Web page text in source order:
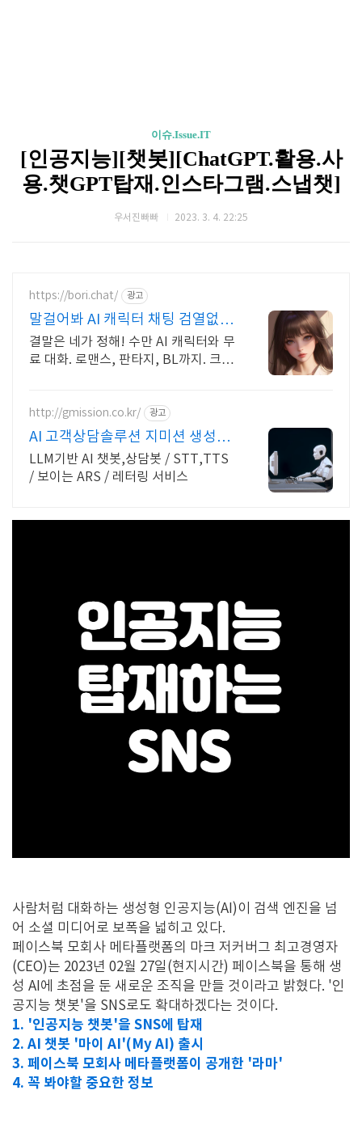
이슈.Issue.IT
[인공지능][챗봇][ChatGPT.활용.사
용.챗GPT탑재.인스타그램.스냅챗]
우서진빠빠 2023. 3. 4. 22:25
https://bori.chat/ 광고
말걸어봐 AI 캐릭터 채팅 검열없는
자유대화
결말은 네가 정해! 수만 AI 캐릭터와 무
료 대화. 로맨스, 판타지, BL까지. 크리
http://gmission.co.kr/ 광고
AI 고객상담솔루션 지미션 생성형
AI 기반 솔루션 개발
LLM기반 AI 챗봇,상담봇 / STT,TTS
/ 보이는 ARS / 레터링 서비스
사람처럼 대화하는 생성형 인공지능(AI)이 검색 엔진을 넘
어 소셜 미디어로 보폭을 넓히고 있다.
페이스북 모회사 메타플랫폼의 마크 저커버그 최고경영자
(CEO)는 2023년 02월 27일(현지시간) 페이스북을 통해 생
성 AI에 초점을 둔 새로운 조직을 만들 것이라고 밝혔다. '인
공지능 챗봇'을 SNS로도 확대하겠다는 것이다.
1. '인공지능 챗봇'을 SNS에 탑재
2. AI 챗봇 '마이 AI'(My AI) 출시
3. 페이스북 모회사 메타플랫폼이 공개한 '라마'
4. 꼭 봐야할 중요한 정보